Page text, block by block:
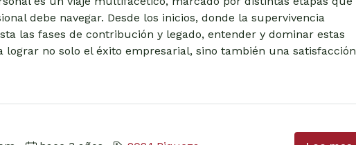
debe navegar. Desde los inicios, donde la supervivencia
las fases de contribución y legado, entender y dominar estas
lograr no solo el éxito empresarial, sino también una satisfacción